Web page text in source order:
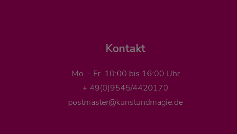
Kontakt
Mo. - Fr. 10:00 bis 16:00 Uhr
+ 49(0)9545/4420170
postmaster@kunstundmagie.de